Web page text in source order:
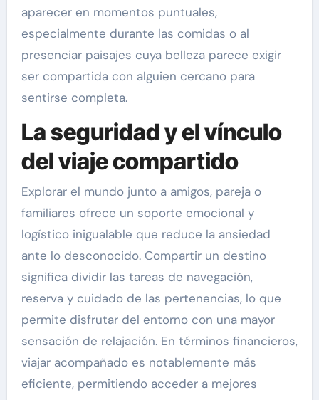
aparecer en momentos puntuales,
especialmente durante las comidas o al
presenciar paisajes cuya belleza parece exigir
ser compartida con alguien cercano para
sentirse completa.
La seguridad y el vínculo
del viaje compartido
Explorar el mundo junto a amigos, pareja o
familiares ofrece un soporte emocional y
logístico inigualable que reduce la ansiedad
ante lo desconocido. Compartir un destino
significa dividir las tareas de navegación,
reserva y cuidado de las pertenencias, lo que
permite disfrutar del entorno con una mayor
sensación de relajación. En términos financieros,
viajar acompañado es notablemente más
eficiente, permitiendo acceder a mejores